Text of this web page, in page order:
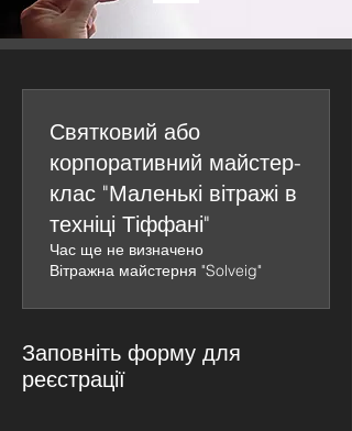
Заповніть форму для
реєстрації
Святковий або
корпоративний майстер-
клас "Маленькі вітражі в
техніці Тіффані"
Час ще не визначено
Вітражна майстерня "Solveig"